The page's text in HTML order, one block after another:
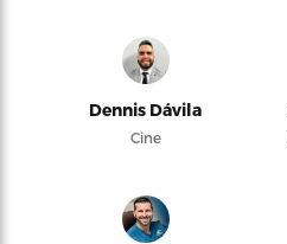
Dennis Dávila
Cine